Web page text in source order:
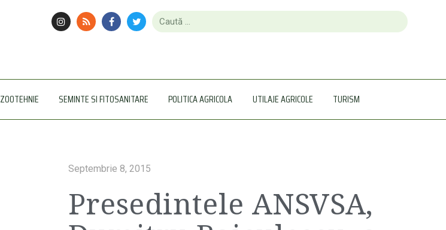
ZOOTEHNIE SEMINTE SI FITOSANITARE POLITICA AGRICOLA UTILAJE AGRICOLE TURISM
Septembrie 8, 2015
Presedintele ANSVSA,